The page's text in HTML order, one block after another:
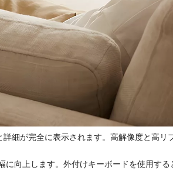
細が完全に表示されます。高解像度と高
向上します。外付けキーボードを使用す